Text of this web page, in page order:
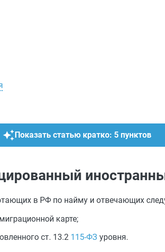
Показать статью кратко: 5 пунктов
в РФ по найму и отвечающих
карте;
ст. 13.2 115-ФЗ уровня.